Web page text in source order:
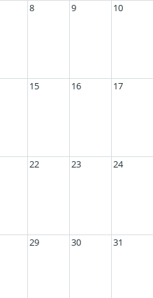
8 9 10
15 16 17
22 23 24
29 30 31